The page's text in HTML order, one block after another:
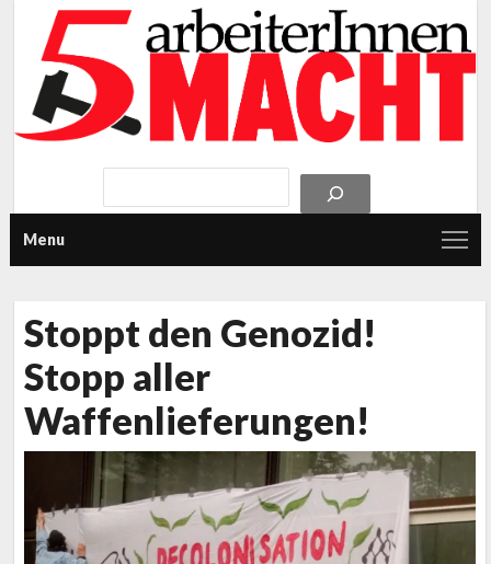
Menu
Stoppt den Genozid!
Stopp aller
Waffenlieferungen!